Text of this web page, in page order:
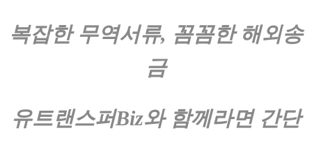
복잡한 무역서류, 꼼꼼한 해외송
금
유트랜스퍼Biz와 함께라면 간단